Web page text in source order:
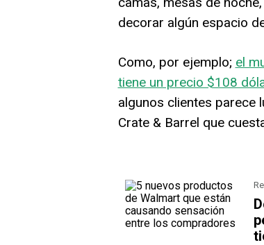
decorar algún espacio
Como, por ejemplo; el
tiene un precio $108
algunos clientes parece
Crate & Barrel que